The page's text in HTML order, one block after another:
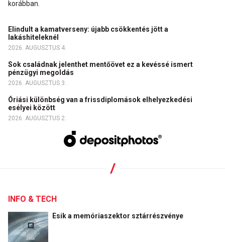
korábban.
Elindult a kamatverseny: újabb csökkentés jött a
lakáshiteleknél
2026. AUGUSZTUS 4.
Sok családnak jelenthet mentőövet ez a kevéssé ismert
pénzügyi megoldás
2026. AUGUSZTUS 3.
Óriási különbség van a frissdiplomások elhelyezkedési
esélyei között
2026. AUGUSZTUS 2.
INFO & TECH
Esik a memóriaszektor sztárrészvénye